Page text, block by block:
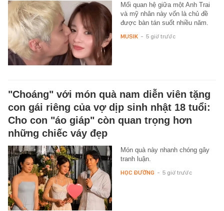
Mối quan hệ giữa một Anh Trai
và mỹ nhân này vốn là chủ đề
được bàn tán suốt nhiều năm.
MUSIK - 5 giờ trước
"Choáng" với món quà nam diễn viên tặng
con gái riêng của vợ dịp sinh nhật 18 tuổi:
Cho con "áo giáp" còn quan trọng hơn
những chiếc váy đẹp
Món quà này nhanh chóng gây
tranh luận.
HỌC ĐƯỜNG - 5 giờ trước